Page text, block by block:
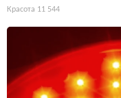
Красота 11 544